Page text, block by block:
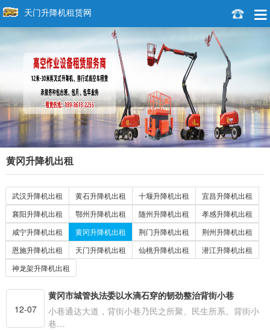
天门升降机租赁网
黄冈升降机出租
武汉升降机出租 黄石升降机出租 十堰升降机出租
宜昌升降机出租
襄阳升降机出租
鄂州升降机出租 随州升降机出租
孝感升降机出租
咸宁升降机出租
黄冈升降机出租 荆门升降机出租
荆州升降机出租
恩施升降机出租
天门升降机出租 仙桃升降机出租
潜江升降机出租
神龙架升降机出租
12-07
黄冈市城管执法委以水滴石穿的韧劲整治背街小巷
小巷通达大道，背街小巷乃民之所聚、民生所系。背街小
巷…